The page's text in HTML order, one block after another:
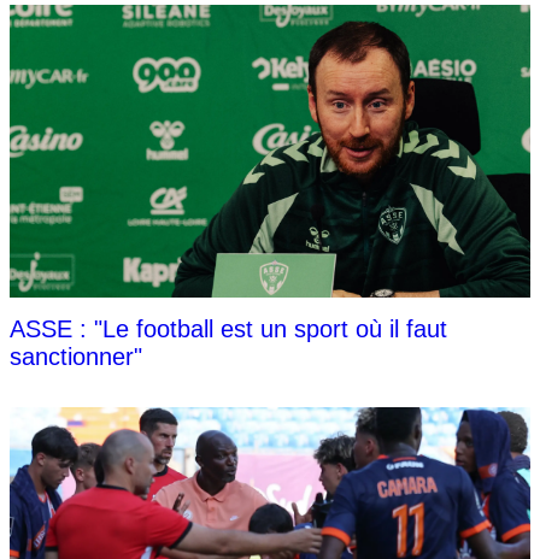
ASSE : "Le football est un sport où il faut
sanctionner"